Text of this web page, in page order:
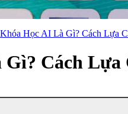
Khóa Học AI Là Gì? Cách Lựa
Cách